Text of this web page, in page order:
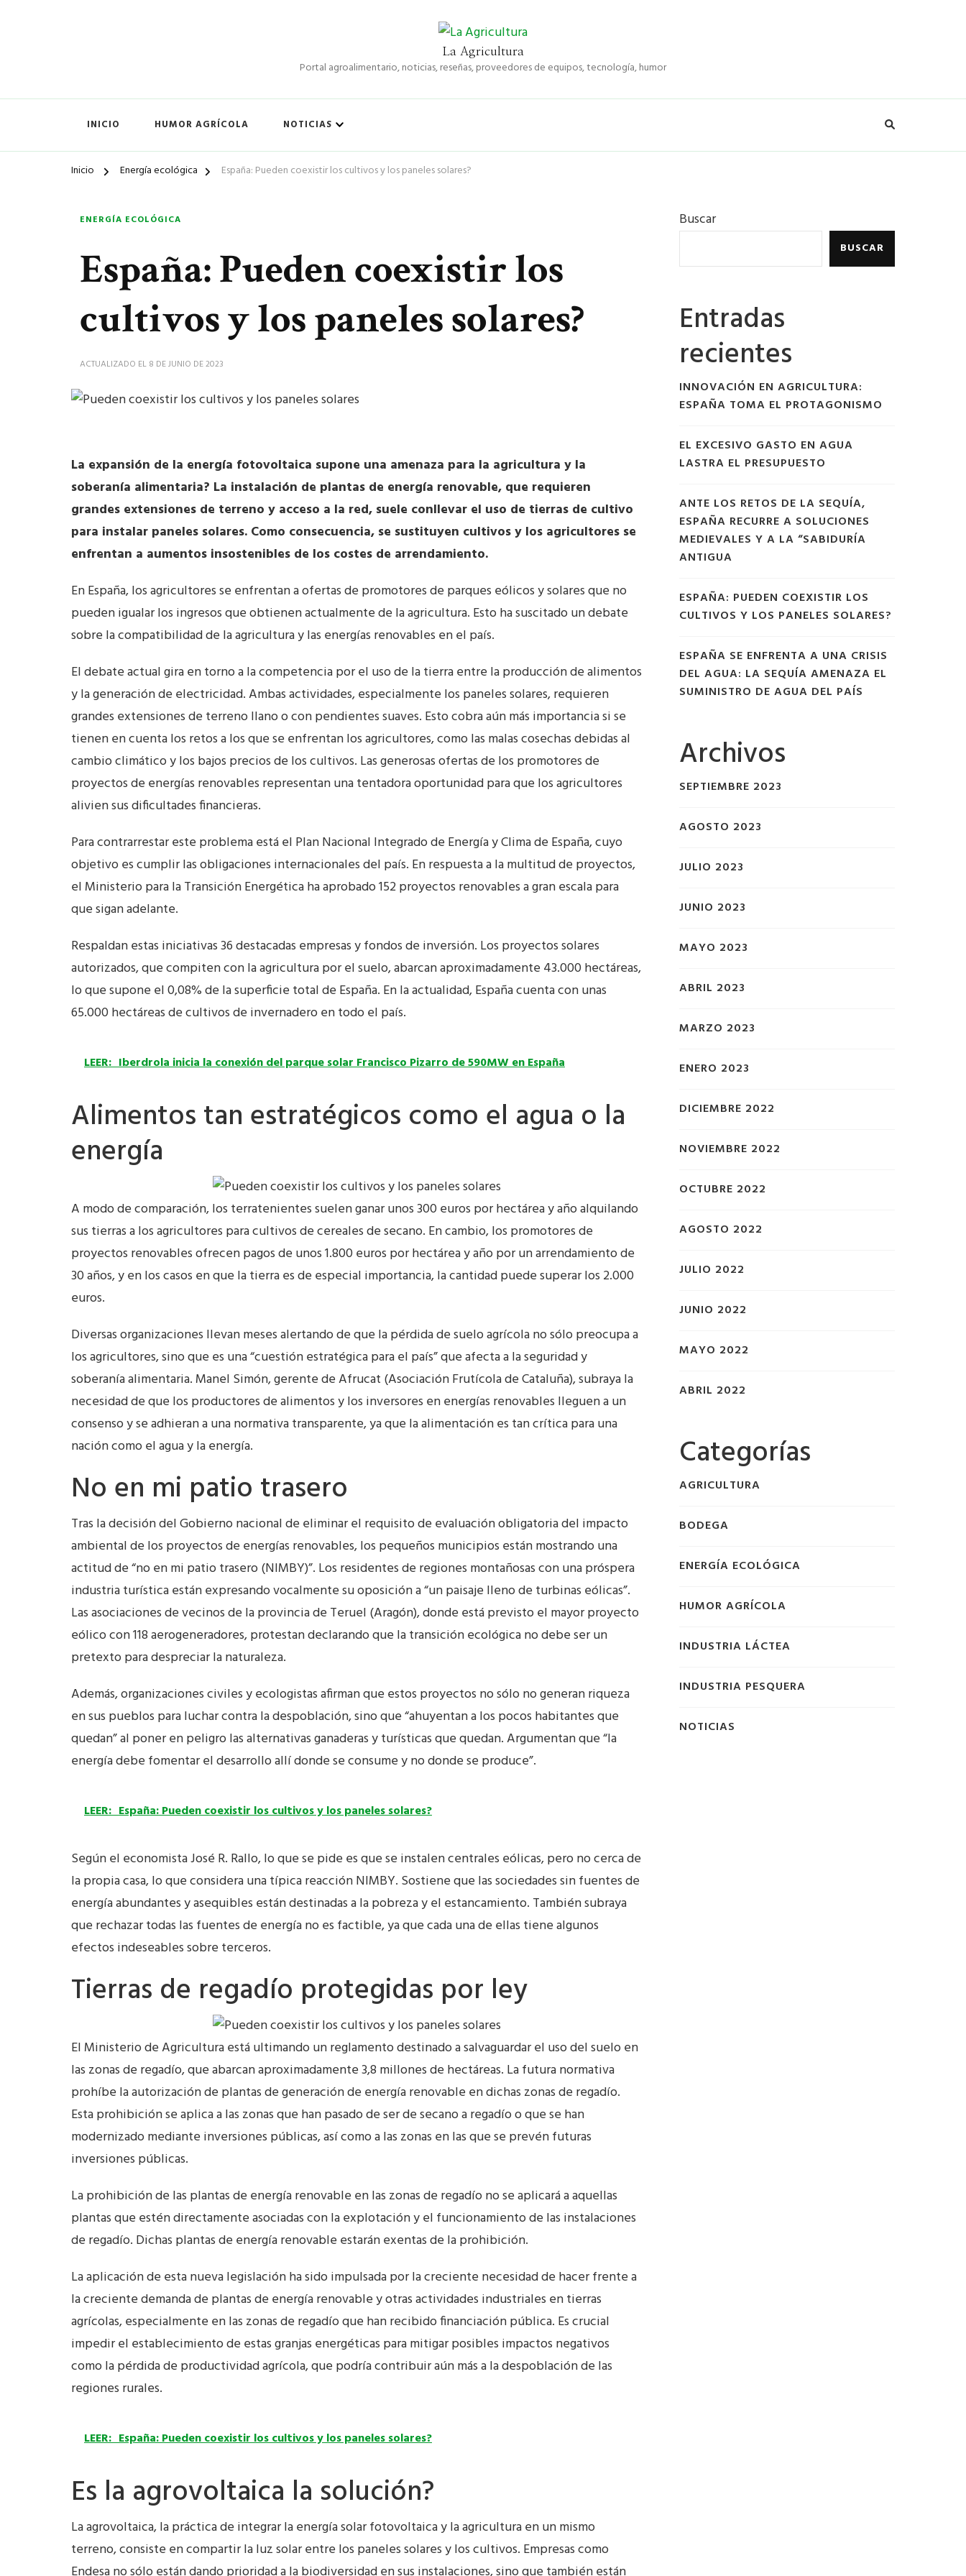
La Agricultura
Portal agroalimentario, noticias, reseñas, proveedores de equipos, tecnología, humor
INICIO HUMOR AGRÍCOLA NOTICIAS
Inicio Energía ecológica España: Pueden coexistir los cultivos y los paneles solares?
ENERGÍA ECOLÓGICA
España: Pueden coexistir los
cultivos y los paneles solares?
ACTUALIZADO EL 8 DE JUNIO DE 2023
La expansión de la energía fotovoltaica supone una amenaza para la agricultura y la
soberanía alimentaria? La instalación de plantas de energía renovable, que requieren
grandes extensiones de terreno y acceso a la red, suele conllevar el uso de tierras de cultivo
para instalar paneles solares. Como consecuencia, se sustituyen cultivos y los agricultores se
enfrentan a aumentos insostenibles de los costes de arrendamiento.
En España, los agricultores se enfrentan a ofertas de promotores de parques eólicos y solares que no
pueden igualar los ingresos que obtienen actualmente de la agricultura. Esto ha suscitado un debate
sobre la compatibilidad de la agricultura y las energías renovables en el país.
El debate actual gira en torno a la competencia por el uso de la tierra entre la producción de alimentos
y la generación de electricidad. Ambas actividades, especialmente los paneles solares, requieren
grandes extensiones de terreno llano o con pendientes suaves. Esto cobra aún más importancia si se
tienen en cuenta los retos a los que se enfrentan los agricultores, como las malas cosechas debidas al
cambio climático y los bajos precios de los cultivos. Las generosas ofertas de los promotores de
proyectos de energías renovables representan una tentadora oportunidad para que los agricultores
alivien sus dificultades financieras.
Para contrarrestar este problema está el Plan Nacional Integrado de Energía y Clima de España, cuyo
objetivo es cumplir las obligaciones internacionales del país. En respuesta a la multitud de proyectos,
el Ministerio para la Transición Energética ha aprobado 152 proyectos renovables a gran escala para
que sigan adelante.
Respaldan estas iniciativas 36 destacadas empresas y fondos de inversión. Los proyectos solares
autorizados, que compiten con la agricultura por el suelo, abarcan aproximadamente 43.000 hectáreas,
lo que supone el 0,08% de la superficie total de España. En la actualidad, España cuenta con unas
65.000 hectáreas de cultivos de invernadero en todo el país.
LEER: Iberdrola inicia la conexión del parque solar Francisco Pizarro de 590MW en España
Alimentos tan estratégicos como el agua o la
energía
A modo de comparación, los terratenientes suelen ganar unos 300 euros por hectárea y año alquilando
sus tierras a los agricultores para cultivos de cereales de secano. En cambio, los promotores de
proyectos renovables ofrecen pagos de unos 1.800 euros por hectárea y año por un arrendamiento de
30 años, y en los casos en que la tierra es de especial importancia, la cantidad puede superar los 2.000
euros.
Diversas organizaciones llevan meses alertando de que la pérdida de suelo agrícola no sólo preocupa a
los agricultores, sino que es una “cuestión estratégica para el país” que afecta a la seguridad y
soberanía alimentaria. Manel Simón, gerente de Afrucat (Asociación Frutícola de Cataluña), subraya la
necesidad de que los productores de alimentos y los inversores en energías renovables lleguen a un
consenso y se adhieran a una normativa transparente, ya que la alimentación es tan crítica para una
nación como el agua y la energía.
No en mi patio trasero
Tras la decisión del Gobierno nacional de eliminar el requisito de evaluación obligatoria del impacto
ambiental de los proyectos de energías renovables, los pequeños municipios están mostrando una
actitud de “no en mi patio trasero (NIMBY)”. Los residentes de regiones montañosas con una próspera
industria turística están expresando vocalmente su oposición a “un paisaje lleno de turbinas eólicas”.
Las asociaciones de vecinos de la provincia de Teruel (Aragón), donde está previsto el mayor proyecto
eólico con 118 aerogeneradores, protestan declarando que la transición ecológica no debe ser un
pretexto para despreciar la naturaleza.
Además, organizaciones civiles y ecologistas afirman que estos proyectos no sólo no generan riqueza
en sus pueblos para luchar contra la despoblación, sino que “ahuyentan a los pocos habitantes que
quedan” al poner en peligro las alternativas ganaderas y turísticas que quedan. Argumentan que “la
energía debe fomentar el desarrollo allí donde se consume y no donde se produce”.
LEER: España: Pueden coexistir los cultivos y los paneles solares?
Según el economista José R. Rallo, lo que se pide es que se instalen centrales eólicas, pero no cerca de
la propia casa, lo que considera una típica reacción NIMBY. Sostiene que las sociedades sin fuentes de
energía abundantes y asequibles están destinadas a la pobreza y el estancamiento. También subraya
que rechazar todas las fuentes de energía no es factible, ya que cada una de ellas tiene algunos
efectos indeseables sobre terceros.
Tierras de regadío protegidas por ley
El Ministerio de Agricultura está ultimando un reglamento destinado a salvaguardar el uso del suelo en
las zonas de regadío, que abarcan aproximadamente 3,8 millones de hectáreas. La futura normativa
prohíbe la autorización de plantas de generación de energía renovable en dichas zonas de regadío.
Esta prohibición se aplica a las zonas que han pasado de ser de secano a regadío o que se han
modernizado mediante inversiones públicas, así como a las zonas en las que se prevén futuras
inversiones públicas.
La prohibición de las plantas de energía renovable en las zonas de regadío no se aplicará a aquellas
plantas que estén directamente asociadas con la explotación y el funcionamiento de las instalaciones
de regadío. Dichas plantas de energía renovable estarán exentas de la prohibición.
La aplicación de esta nueva legislación ha sido impulsada por la creciente necesidad de hacer frente a
la creciente demanda de plantas de energía renovable y otras actividades industriales en tierras
agrícolas, especialmente en las zonas de regadío que han recibido financiación pública. Es crucial
impedir el establecimiento de estas granjas energéticas para mitigar posibles impactos negativos
como la pérdida de productividad agrícola, que podría contribuir aún más a la despoblación de las
regiones rurales.
LEER: España: Pueden coexistir los cultivos y los paneles solares?
Es la agrovoltaica la solución?
La agrovoltaica, la práctica de integrar la energía solar fotovoltaica y la agricultura en un mismo
terreno, consiste en compartir la luz solar entre los paneles solares y los cultivos. Empresas como
Buscar
BUSCAR
Entradas
recientes
INNOVACIÓN EN AGRICULTURA:
ESPAÑA TOMA EL PROTAGONISMO
EL EXCESIVO GASTO EN AGUA
LASTRA EL PRESUPUESTO
ANTE LOS RETOS DE LA SEQUÍA,
ESPAÑA RECURRE A SOLUCIONES
MEDIEVALES Y A LA “SABIDURÍA
ANTIGUA
ESPAÑA: PUEDEN COEXISTIR LOS
CULTIVOS Y LOS PANELES SOLARES?
ESPAÑA SE ENFRENTA A UNA CRISIS
DEL AGUA: LA SEQUÍA AMENAZA EL
SUMINISTRO DE AGUA DEL PAÍS
Archivos
SEPTIEMBRE 2023
AGOSTO 2023
JULIO 2023
JUNIO 2023
MAYO 2023
ABRIL 2023
MARZO 2023
ENERO 2023
DICIEMBRE 2022
NOVIEMBRE 2022
OCTUBRE 2022
AGOSTO 2022
JULIO 2022
JUNIO 2022
MAYO 2022
ABRIL 2022
Categorías
AGRICULTURA
BODEGA
ENERGÍA ECOLÓGICA
HUMOR AGRÍCOLA
INDUSTRIA LÁCTEA
INDUSTRIA PESQUERA
NOTICIAS